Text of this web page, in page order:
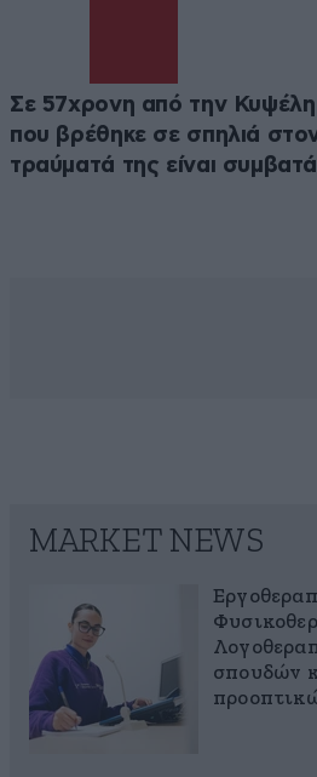
Σε 57χρονη από την
που βρέθηκε σε σπηλιά
τραύματά της είναι
MARKET NEWS
σπουδών